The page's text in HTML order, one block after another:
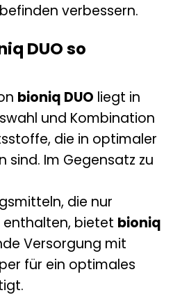
verbessern.
DUO so
bioniq DUO liegt in
und Kombination
die in optimaler
sind. Im Gegensatz zu
die nur
enthalten, bietet bioniq
Versorgung mit
für ein optimales